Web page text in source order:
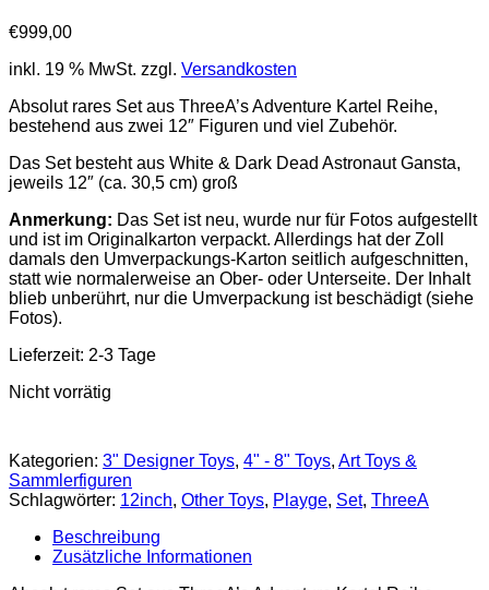
€999,00
inkl. 19 % MwSt. zzgl. Versandkosten
Absolut rares Set aus ThreeA’s Adventure Kartel Reihe,
bestehend aus zwei 12″ Figuren und viel Zubehör.
Das Set besteht aus White & Dark Dead Astronaut Gansta,
jeweils 12″ (ca. 30,5 cm) groß
Anmerkung: Das Set ist neu, wurde nur für Fotos aufgestellt
und ist im Originalkarton verpackt. Allerdings hat der Zoll
damals den Umverpackungs-Karton seitlich aufgeschnitten,
statt wie normalerweise an Ober- oder Unterseite. Der Inhalt
blieb unberührt, nur die Umverpackung ist beschädigt (siehe
Fotos).
Lieferzeit: 2-3 Tage
Nicht vorrätig
Kategorien: 3" Designer Toys, 4" - 8" Toys, Art Toys &
Sammlerfiguren
Schlagwörter: 12inch, Other Toys, Playge, Set, ThreeA
Beschreibung
Zusätzliche Informationen